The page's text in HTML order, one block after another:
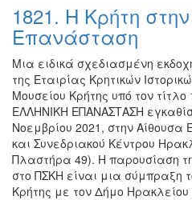
Διαλέξεις-
Ομιλίες
Εκθέσεις
Εκδηλώσεις
για
Παιδιά
Άλλες
Εκδηλώσεις
1821. Η Κρήτη
Επανάσταση
Μια ειδικά σχεδιασμένη
της Εταιρίας Κρητικών
Μουσείου Κρήτης υπό τον
ΕΛΛΗΝΙΚΗ ΕΠΑΝΑΣΤΑΣΗ
Νοεμβρίου 2021, στην Αίθουσα
και Συνεδριακού Κέντρου
Πλαστήρα 49). Η παρουσίαση
στο ΠΣΚΗ είναι μια σύμπραξη
Κρήτης με τον Δήμο